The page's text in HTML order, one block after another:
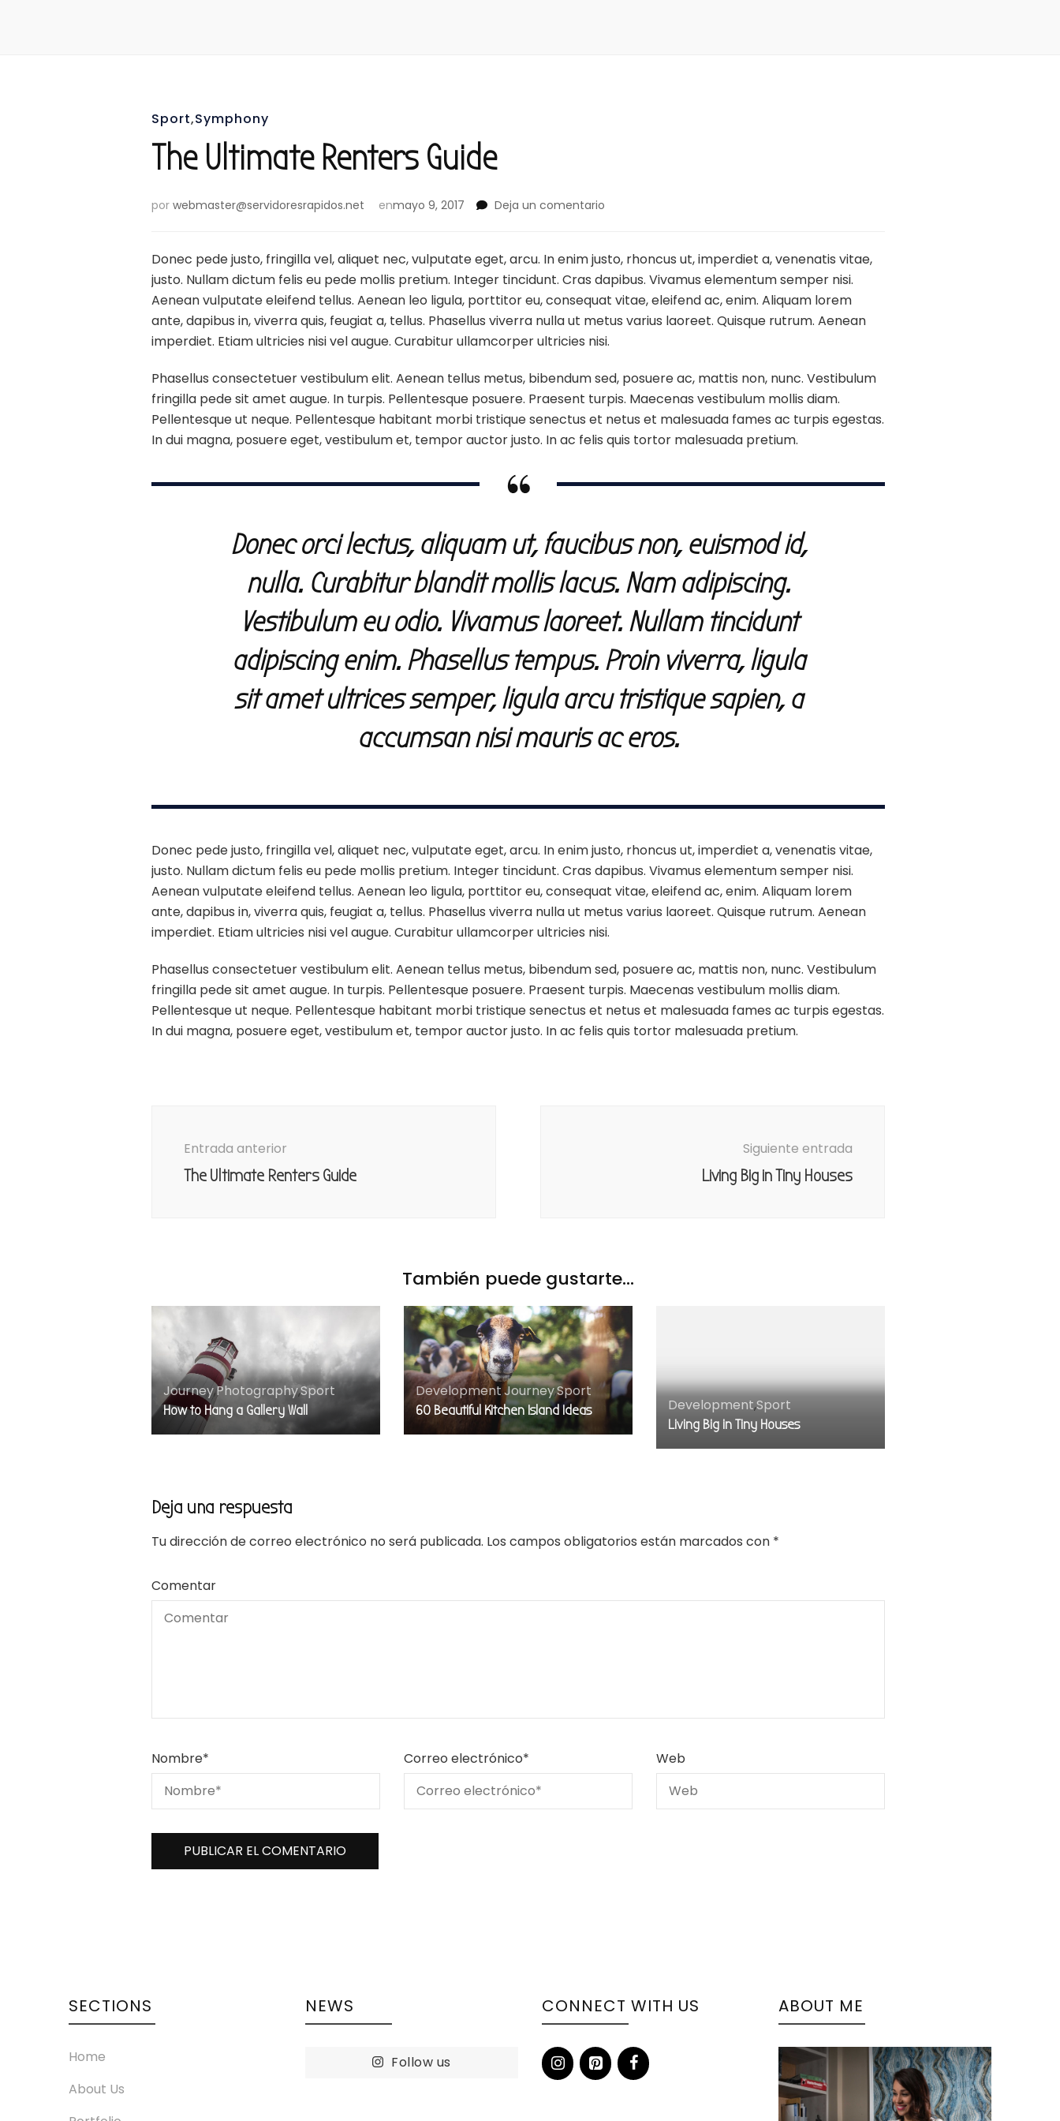
Sport,Symphony
The Ultimate Renters Guide
por webmaster@servidoresrapidos.net enmayo 9, 2017 Deja un comentario
Renters
Guide
Donec pede justo, fringilla vel, aliquet nec, vulputate eget, arcu. In enim justo, rhoncus ut, imperdiet a, venenatis vitae,
justo. Nullam dictum felis eu pede mollis pretium. Integer tincidunt. Cras dapibus. Vivamus elementum semper nisi.
Aenean vulputate eleifend tellus. Aenean leo ligula, porttitor eu, consequat vitae, eleifend ac, enim. Aliquam lorem
ante, dapibus in, viverra quis, feugiat a, tellus. Phasellus viverra nulla ut metus varius laoreet. Quisque rutrum. Aenean
imperdiet. Etiam ultricies nisi vel augue. Curabitur ullamcorper ultricies nisi.
Phasellus consectetuer vestibulum elit. Aenean tellus metus, bibendum sed, posuere ac, mattis non, nunc. Vestibulum
fringilla pede sit amet augue. In turpis. Pellentesque posuere. Praesent turpis. Maecenas vestibulum mollis diam.
Pellentesque ut neque. Pellentesque habitant morbi tristique senectus et netus et malesuada fames ac turpis egestas.
In dui magna, posuere eget, vestibulum et, tempor auctor justo. In ac felis quis tortor malesuada pretium.
Donec orci lectus, aliquam ut, faucibus non, euismod id,
nulla. Curabitur blandit mollis lacus. Nam adipiscing.
Vestibulum eu odio. Vivamus laoreet. Nullam tincidunt
adipiscing enim. Phasellus tempus. Proin viverra, ligula
sit amet ultrices semper, ligula arcu tristique sapien, a
accumsan nisi mauris ac eros.
Donec pede justo, fringilla vel, aliquet nec, vulputate eget, arcu. In enim justo, rhoncus ut, imperdiet a, venenatis vitae,
justo. Nullam dictum felis eu pede mollis pretium. Integer tincidunt. Cras dapibus. Vivamus elementum semper nisi.
Aenean vulputate eleifend tellus. Aenean leo ligula, porttitor eu, consequat vitae, eleifend ac, enim. Aliquam lorem
ante, dapibus in, viverra quis, feugiat a, tellus. Phasellus viverra nulla ut metus varius laoreet. Quisque rutrum. Aenean
imperdiet. Etiam ultricies nisi vel augue. Curabitur ullamcorper ultricies nisi.
Phasellus consectetuer vestibulum elit. Aenean tellus metus, bibendum sed, posuere ac, mattis non, nunc. Vestibulum
fringilla pede sit amet augue. In turpis. Pellentesque posuere. Praesent turpis. Maecenas vestibulum mollis diam.
Pellentesque ut neque. Pellentesque habitant morbi tristique senectus et netus et malesuada fames ac turpis egestas.
In dui magna, posuere eget, vestibulum et, tempor auctor justo. In ac felis quis tortor malesuada pretium.
entradas
Entrada anterior
The Ultimate Renters Guide
Siguiente entrada
Living Big in Tiny Houses
También puede gustarte...
Journey,Photography,Sport
How to Hang a Gallery Wall
Development,Journey,Sport
60 Beautiful Kitchen Island Ideas Development,Sport
Living Big in Tiny Houses
Deja una respuesta
Tu dirección de correo electrónico no será publicada. Los campos obligatorios están marcados con *
Comentar
Nombre* Correo electrónico* Web
SECTIONS
Home
About Us
NEWS
Follow us
CONNECT WITH US ABOUT ME